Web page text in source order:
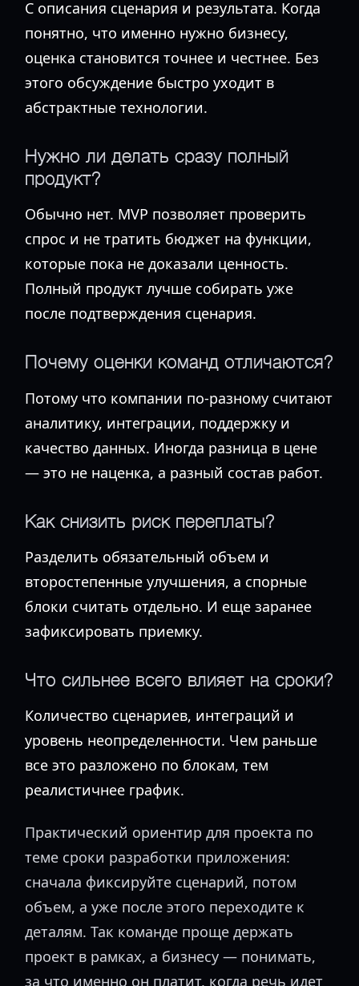
С описания сценария и результата. Когда
понятно, что именно нужно бизнесу,
оценка становится точнее и честнее. Без
этого обсуждение быстро уходит в
абстрактные технологии.
Нужно ли делать сразу полный
продукт?
Обычно нет. MVP позволяет проверить
спрос и не тратить бюджет на функции,
которые пока не доказали ценность.
Полный продукт лучше собирать уже
после подтверждения сценария.
Почему оценки команд отличаются?
Потому что компании по-разному считают
аналитику, интеграции, поддержку и
качество данных. Иногда разница в цене
— это не наценка, а разный состав работ.
Как снизить риск переплаты?
Разделить обязательный объем и
второстепенные улучшения, а спорные
блоки считать отдельно. И еще заранее
зафиксировать приемку.
Что сильнее всего влияет на сроки?
Количество сценариев, интеграций и
уровень неопределенности. Чем раньше
все это разложено по блокам, тем
реалистичнее график.
Практический ориентир для проекта по
теме сроки разработки приложения:
сначала фиксируйте сценарий, потом
объем, а уже после этого переходите к
деталям. Так команде проще держать
проект в рамках, а бизнесу — понимать,
за что именно он платит, когда речь идет